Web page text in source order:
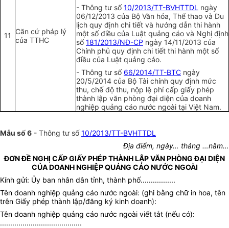
11
Căn cứ pháp lý
của TTHC
- Thông tư số10/2013/TT-BVHTTDL ngày
06/12/2013 của Bộ Văn hóa, Thể thao và Du
lịch quy định chi tiết và hướng dẫn thi hành
một số điều của Luật quảng cáo và Nghị định
số181/2013/NĐ-CP ngày 14/11/2013 của
Chính phủ quy định chi tiết thi hành một số
điều của Luật quảng cáo.
- Thông tư số 66/2014/TT-BTC ngày
20/5/2014 của Bộ Tài chính quy định mức
thu, chế độ thu, nộp lệ phí cấp giấy phép
thành lập văn phòng đại diện của doanh
nghiệp quảng cáo nước ngoài tại Việt Nam.
Mẫu số 6 - Thông tư số10/2013/TT-BVHTTDL
Địa điểm, ngày… tháng …năm…
ĐƠN ĐỀ NGHỊ CẤP GIẤY PHÉP THÀNH LẬP VĂN PHÒNG ĐẠI DIỆN
CỦA DOANH NGHIỆP QUẢNG CÁO NƯỚC NGOÀI
Kính gửi: Ủy ban nhân dân tỉnh, thành phố.................
Tên doanh nghiệp quảng cáo nước ngoài: (ghi bằng chữ in hoa, tên
trên Giấy phép thành lập/đăng ký kinh doanh):
Tên doanh nghiệp quảng cáo nước ngoài viết tắt (nếu có):
........................................